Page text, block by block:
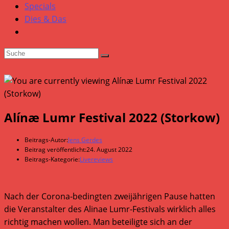
Specials
Dies & Das
Alínæ Lumr Festival 2022 (Storkow)
Beitrags-Autor:Jens Gerdes
Beitrag veröffentlicht:24. August 2022
Beitrags-Kategorie:Livereviews
Nach der Corona-bedingten zweijährigen Pause hatten
die Veranstalter des Alinae Lumr-Festivals wirklich alles
richtig machen wollen. Man beteiligte sich an der